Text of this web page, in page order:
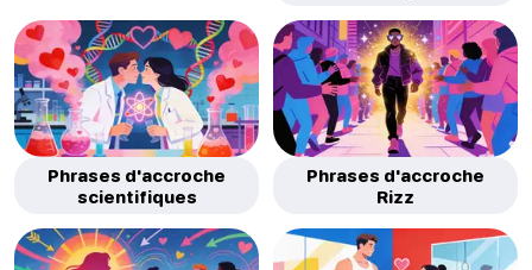
Phrases d'accroche
scientifiques
Phrases d'accroche
Rizz